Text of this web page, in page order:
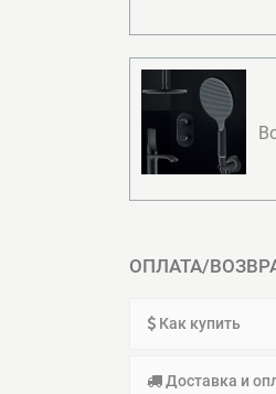
ОПЛАТА/
Как купить
Доставка и